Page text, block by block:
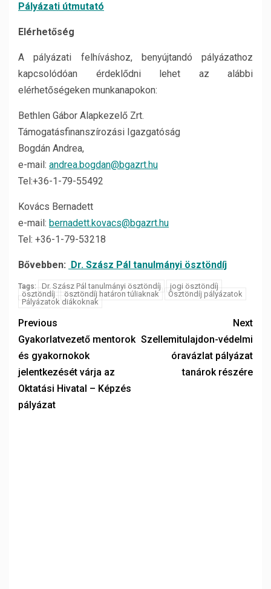
Pályázati útmutató
Elérhetőség
A pályázati felhíváshoz, benyújtandó pályázathoz
kapcsolódóan érdeklődni lehet az alábbi
elérhetőségeken munkanapokon:
Bethlen Gábor Alapkezelő Zrt.
Támogatásfinanszírozási Igazgatóság
Bogdán Andrea,
e-mail: andrea.bogdan@bgazrt.hu
Tel:+36-1-79-55492
Kovács Bernadett
e-mail: bernadett.kovacs@bgazrt.hu
Tel: +36-1-79-53218
Bővebben: Dr. Szász Pál tanulmányi ösztöndíj
Tags: Dr. Szász Pál tanulmányi ösztöndíj
jogi ösztöndíj
ösztöndíj
ösztöndíj határon túliaknak
Ösztöndíj pályázatok
Pályázatok diákoknak
Previous
Gyakorlatvezető mentorok
és gyakornokok
jelentkezését várja az
Oktatási Hivatal – Képzés
pályázat
Next
Szellemitulajdon-védelmi
óravázlat pályázat
tanárok részére